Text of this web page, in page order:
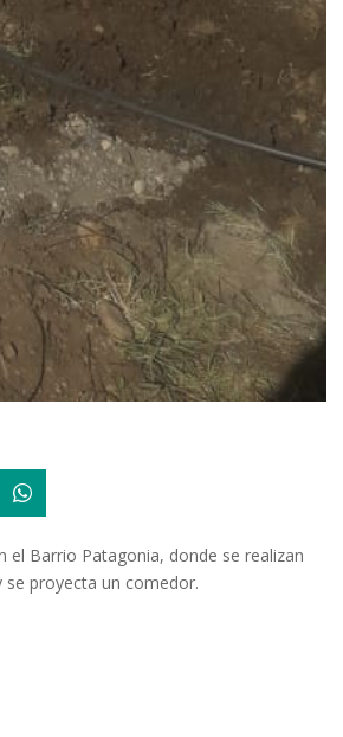
el Barrio Patagonia, donde se realizan
proyecta un comedor.